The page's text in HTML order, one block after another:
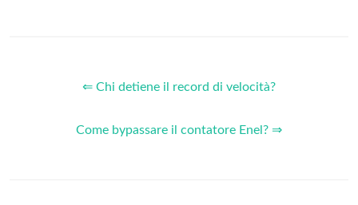
⇐ Chi detiene il record di velocità?
Come bypassare il contatore Enel? ⇒